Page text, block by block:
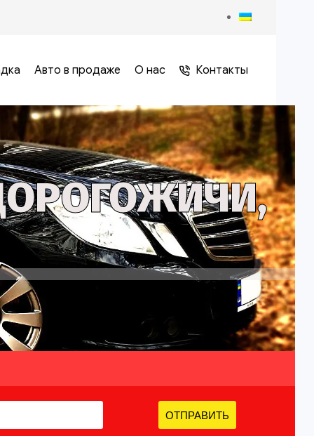
Авто в продаже О нас Контакты
ОТПРАВИТЬ